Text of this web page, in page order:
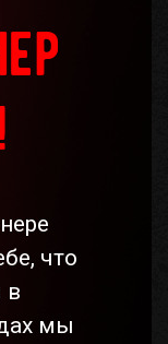
что
в
мы